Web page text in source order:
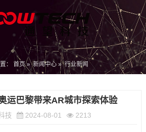
置：首页»新闻中心 »行业新闻
运巴黎带来AR城市探索体验
技 2024-08-01 2213